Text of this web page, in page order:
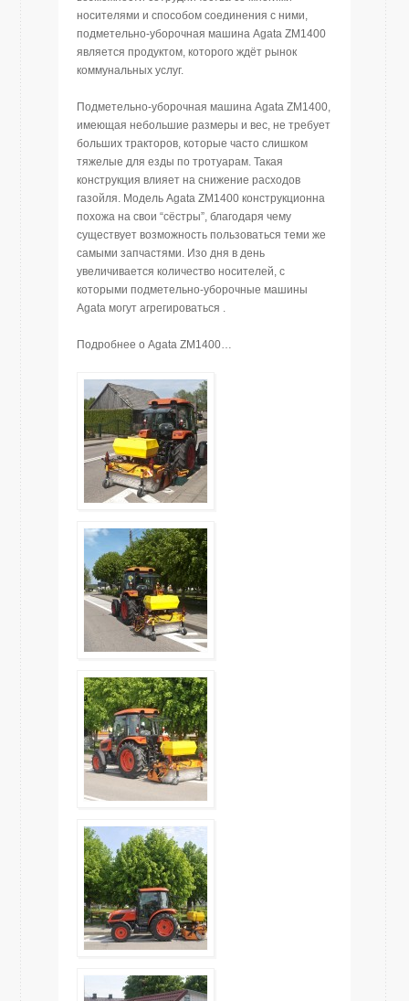
носителями и способом соединения с ними,
подметельно-уборочная машина Agata ZM1400
является продуктом, которого ждёт рынок
коммунальных услуг.
Подметельно-уборочная машина Agata ZM1400,
имеющая небольшие размеры и вес, не требует
больших тракторов, которые часто слишком
тяжелые для езды по тротуарам. Такая
конструкция влияет на снижение расходов
газойля. Модель Agata ZM1400 конструкционна
похожа на свои “сёстры”, благодаря чему
существует возможность пользоваться теми же
самыми запчастями. Изо дня в день
увеличивается количество носителей, с
которыми подметельно-уборочные машины
Agata могут агрегироваться .
Подробнее о Agata ZM1400…